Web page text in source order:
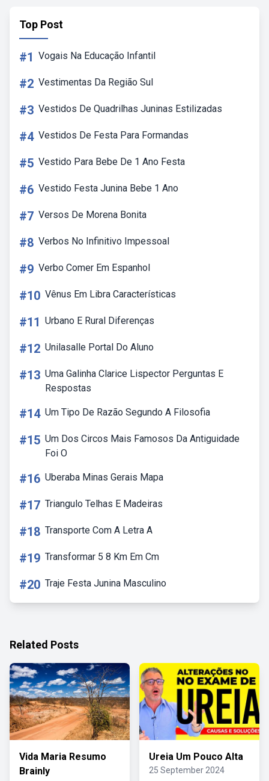
Top Post
#1 Vogais Na Educação Infantil
#2 Vestimentas Da Região Sul
#3 Vestidos De Quadrilhas Juninas Estilizadas
#4 Vestidos De Festa Para Formandas
#5 Vestido Para Bebe De 1 Ano Festa
#6 Vestido Festa Junina Bebe 1 Ano
#7 Versos De Morena Bonita
#8 Verbos No Infinitivo Impessoal
#9 Verbo Comer Em Espanhol
#10 Vênus Em Libra Características
#11 Urbano E Rural Diferenças
#12 Unilasalle Portal Do Aluno
#13 Uma Galinha Clarice Lispector Perguntas E
Respostas
#14 Um Tipo De Razão Segundo A Filosofia
#15 Um Dos Circos Mais Famosos Da Antiguidade
Foi O
#16 Uberaba Minas Gerais Mapa
#17 Triangulo Telhas E Madeiras
#18 Transporte Com A Letra A
#19 Transformar 5 8 Km Em Cm
#20 Traje Festa Junina Masculino
Related Posts
Vida Maria Resumo
Brainly
Ureia Um Pouco Alta
25 September 2024